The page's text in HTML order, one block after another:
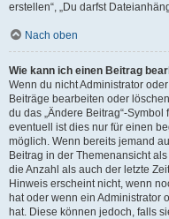
erstellen“, „Du darfst
Nach oben
Wie kann ich einen Beitrag
Wenn du nicht Administrator
Beiträge bearbeiten oder
du das „Ändere Beitrag“-
eventuell ist dies nur für einen
möglich. Wenn bereits jemand
Beitrag in der Themenansicht
die Anzahl als auch der letzte
Hinweis erscheint nicht, wenn
hat oder wenn ein Administrator
hat. Diese können jedoch, falls